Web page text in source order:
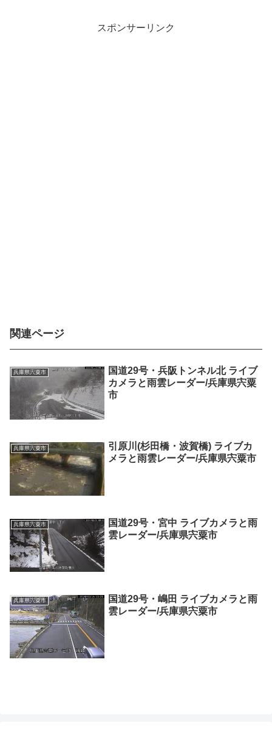
スポンサーリンク
関連ページ
兵庫県宍粟市
国道29号・兵阪トンネル北 ライブ
カメラと雨雲レーダー/兵庫県宍粟
市
兵庫県宍粟市
引原川(杉田橋・波賀橋) ライブカ
メラと雨雲レーダー/兵庫県宍粟市
兵庫県宍粟市
国道29号・宮中 ライブカメラと雨
雲レーダー/兵庫県宍粟市
兵庫県宍粟市
国道29号・嶋田 ライブカメラと雨
雲レーダー/兵庫県宍粟市